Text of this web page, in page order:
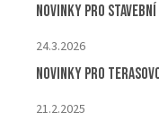
Novinky pro stavební
24.3.2026
Novinky pro
21.2.2025